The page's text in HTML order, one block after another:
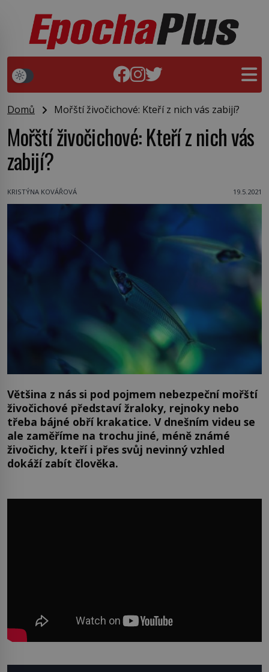
Domů Mořští živočichové: Kteří z nich vás zabijí?
Mořští živočichové: Kteří z nich vás
zabijí?
KRISTÝNA KOVÁŘOVÁ 19.5.2021
Většina z nás si pod pojmem nebezpeční mořští
živočichové představí žraloky, rejnoky nebo
třeba bájné obří krakatice. V dnešním videu se
ale zaměříme na trochu jiné, méně známé
živočichy, kteří i přes svůj nevinný vzhled
dokáží zabít člověka.